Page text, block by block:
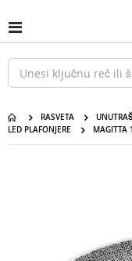
na
sadržaj
Uključi
/
isključi
Nav
RASVETA
LED PLAFONJERE
MAGITTA